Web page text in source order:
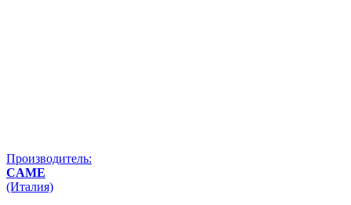
Производитель:
CAME
(Италия)